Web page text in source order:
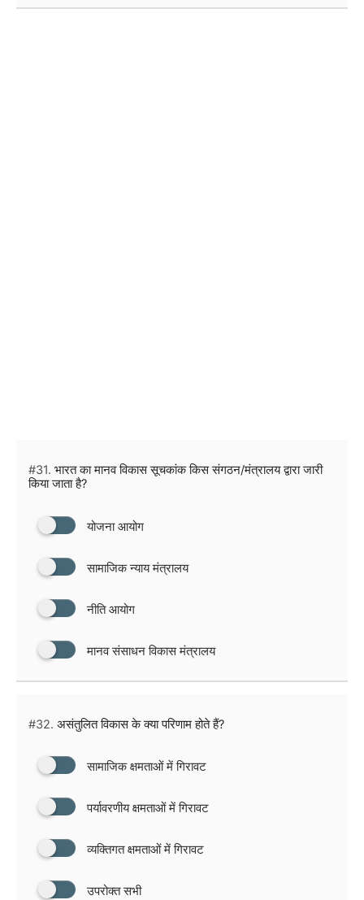
#31. भारत का मानव विकास सूचकांक किस संगठन/मंत्रालय द्वारा जारी
किया जाता है?
योजना आयोग
सामाजिक न्याय मंत्रालय
नीति आयोग
मानव संसाधन विकास मंत्रालय
#32. असंतुलित विकास के क्या परिणाम होते हैं?
सामाजिक क्षमताओं में गिरावट
पर्यावरणीय क्षमताओं में गिरावट
व्यक्तिगत क्षमताओं में गिरावट
उपरोक्त सभी